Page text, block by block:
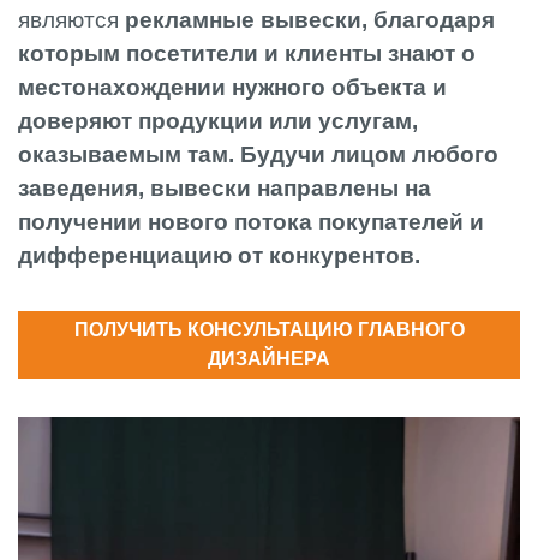
являются рекламные вывески, благодаря
которым посетители и клиенты знают о
местонахождении нужного объекта и
доверяют продукции или услугам,
оказываемым там. Будучи лицом любого
заведения, вывески направлены на
получении нового потока покупателей и
дифференциацию от конкурентов.
ПОЛУЧИТЬ КОНСУЛЬТАЦИЮ ГЛАВНОГО
ДИЗАЙНЕРА